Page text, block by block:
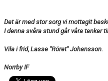
Det är med stor sorg vi mottagit
I denna svåra stund går våra tankar
Vila i frid, Lasse "Röret" Johansson.
Norrby IF